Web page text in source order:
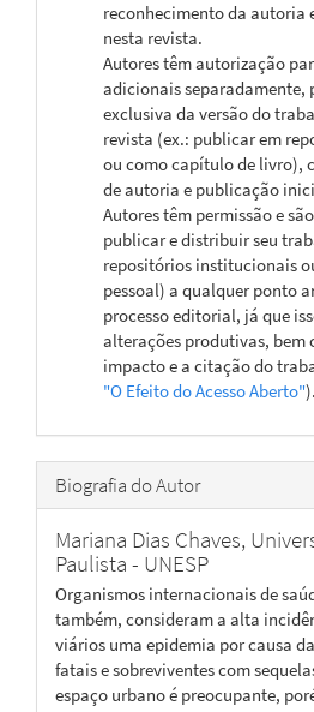
reconhecimento da
nesta revista.
Autores têm autorização
adicionais separadamente,
exclusiva da versão do
revista (ex.: publicar em
ou como capítulo de livro),
de autoria e publicação
Autores têm permissão e
publicar e distribuir seu
repositórios institucionais
pessoal) a qualquer ponto
processo editorial, já que
alterações produtivas, bem
impacto e a citação do
"O Efeito do Acesso Aberto").
Biografia do Autor
Mariana Dias Chaves,
Paulista - UNESP
Organismos internacionais de
também, consideram a alta
viários uma epidemia por causa
fatais e sobreviventes com
espaço urbano é preocupante,